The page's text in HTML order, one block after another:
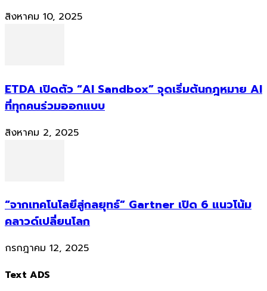
สิงหาคม 10, 2025
ETDA เปิดตัว “AI Sandbox” จุดเริ่มต้นกฎหมาย AI
ที่ทุกคนร่วมออกแบบ
สิงหาคม 2, 2025
“จากเทคโนโลยีสู่กลยุทธ์” Gartner เปิด 6 แนวโน้ม
คลาวด์เปลี่ยนโลก
กรกฎาคม 12, 2025
Text ADS